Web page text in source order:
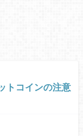
トコインの注意